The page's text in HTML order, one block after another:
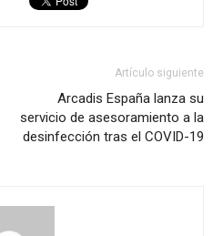
Artículo siguiente
Arcadis España lanza su
servicio de asesoramiento a la
desinfección tras el COVID-19